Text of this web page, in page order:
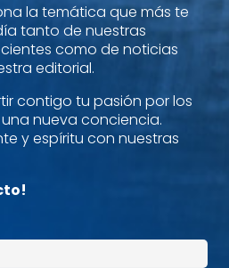
la temática que más te
tanto de nuestras
como de noticias
editorial.
contigo tu pasión por los
nueva conciencia.
y espíritu con nuestras